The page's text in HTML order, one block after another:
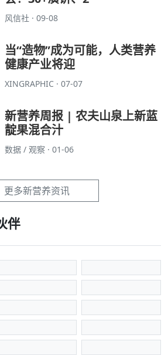
风信社 · 09-08
当“造物”成为可能，人类营养
健康产业将迎
XINGRAPHIC · 07-07
新营养周报 | 农夫山泉上新蓝
靛果混合汁
数据 / 观察 · 01-06
更多新营养资讯
伴